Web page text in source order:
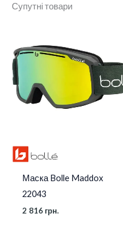
Колір
Категорія
Супутні товари
Маска Bolle Maddox
22043
2 816 грн.